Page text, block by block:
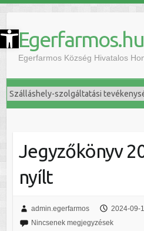
Eszköztár megnyitása Egerfarmos.hu
Egerfarmos Község Hivatalos
Jegyzőkönyv
nyílt
admin.egerfarmos 2024-09-
Nincsenek megjegyzések